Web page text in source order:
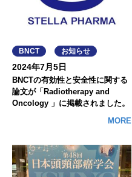
BNCT お知らせ
2024年7月5日
BNCTの有効性と安全性に関する
論文が「Radiotherapy and
Oncology 」に掲載されました。
MORE